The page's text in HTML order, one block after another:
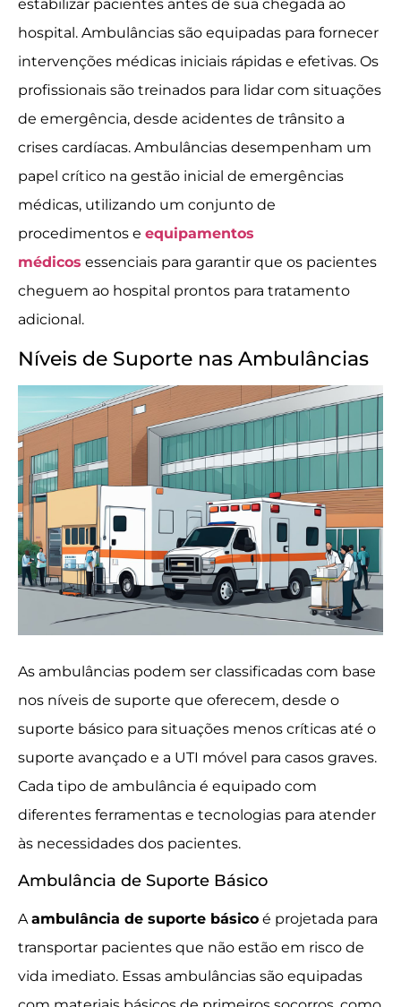
estabilizar pacientes antes de sua chegada ao
hospital. Ambulâncias são equipadas para fornecer
intervenções médicas iniciais rápidas e efetivas. Os
profissionais são treinados para lidar com situações
de emergência, desde acidentes de trânsito a
crises cardíacas. Ambulâncias desempenham um
papel crítico na gestão inicial de emergências
médicas, utilizando um conjunto de
procedimentos e equipamentos
médicos essenciais para garantir que os pacientes
cheguem ao hospital prontos para tratamento
adicional.
Níveis de Suporte nas Ambulâncias
As ambulâncias podem ser classificadas com base
nos níveis de suporte que oferecem, desde o
suporte básico para situações menos críticas até o
suporte avançado e a UTI móvel para casos graves.
Cada tipo de ambulância é equipado com
diferentes ferramentas e tecnologias para atender
às necessidades dos pacientes.
Ambulância de Suporte Básico
A ambulância de suporte básico é projetada para
transportar pacientes que não estão em risco de
vida imediato. Essas ambulâncias são equipadas